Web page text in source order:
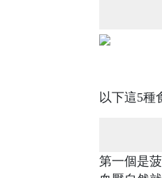
以下這5種
第一個是